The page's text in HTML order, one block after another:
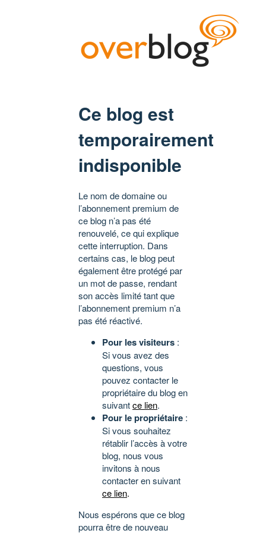
Ce blog est
temporairement
indisponible
Le nom de domaine ou
l’abonnement premium de
ce blog n’a pas été
renouvelé, ce qui explique
cette interruption. Dans
certains cas, le blog peut
également être protégé par
un mot de passe, rendant
son accès limité tant que
l’abonnement premium n’a
pas été réactivé.
Pour les visiteurs :
Si vous avez des
questions, vous
pouvez contacter le
propriétaire du blog en
suivantce lien.
Pour le propriétaire :
Si vous souhaitez
rétablir l’accès à votre
blog, nous vous
invitons à nous
contacter en suivant
ce lien.
Nous espérons que ce blog
pourra être de nouveau